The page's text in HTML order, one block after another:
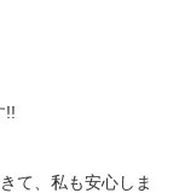
!!
て、私も安心しま